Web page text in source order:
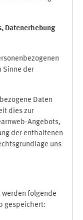
Datenerhebung
Sinne der
Daten
dies zur
Angebots,
der enthaltenen
uns
werden folgende
gespeichert: